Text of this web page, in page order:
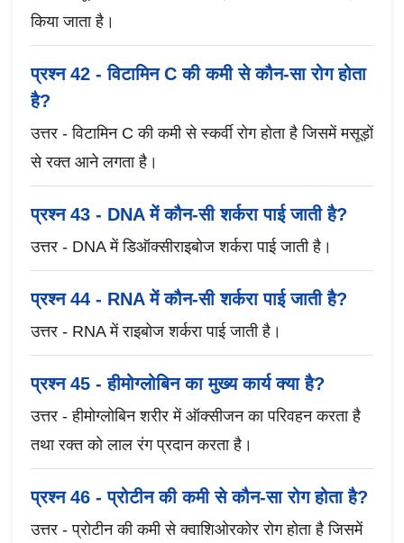
किया जाता है।
प्रश्न 42 - विटामिन C की कमी से कौन-सा रोग होता
है?
उत्तर - विटामिन C की कमी से स्कर्वी रोग होता है जिसमें मसूड़ों
से रक्त आने लगता है।
प्रश्न 43 - DNA में कौन-सी शर्करा पाई जाती है?
उत्तर - DNA में डिऑक्सीराइबोज शर्करा पाई जाती है।
प्रश्न 44 - RNA में कौन-सी शर्करा पाई जाती है?
उत्तर - RNA में राइबोज शर्करा पाई जाती है।
प्रश्न 45 - हीमोग्लोबिन का मुख्य कार्य क्या है?
उत्तर - हीमोग्लोबिन शरीर में ऑक्सीजन का परिवहन करता है
तथा रक्त को लाल रंग प्रदान करता है।
प्रश्न 46 - प्रोटीन की कमी से कौन-सा रोग होता है?
उत्तर - प्रोटीन की कमी से क्वाशिओरकोर रोग होता है जिसमें